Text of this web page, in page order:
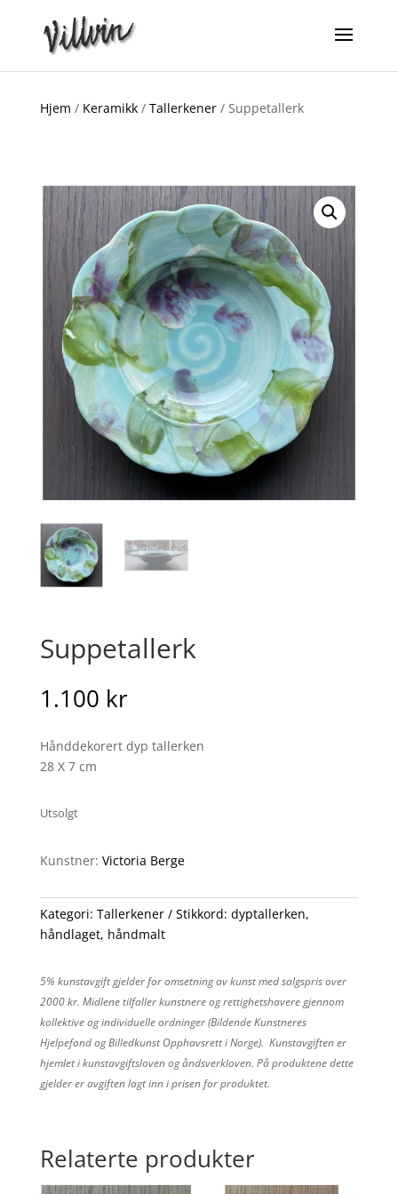
Hjem / Keramikk/ Tallerkener/ Suppetallerk
Suppetallerk
1.100 kr
Hånddekorert dyp tallerken
28 X 7 cm
Utsolgt
Kunstner: Victoria Berge
Kategori: Tallerkener Stikkord: dyptallerken,
håndlaget, håndmalt
5% kunstavgift gjelder for omsetning av kunst med salgspris over
2000 kr. Midlene tilfaller kunstnere og rettighetshavere gjennom
kollektive og individuelle ordninger (Bildende Kunstneres
Hjelpefond og Billedkunst Opphavsrett i Norge). Kunstavgiften er
hjemlet i kunstavgiftsloven og åndsverkloven. På produktene dette
gjelder er avgiften lagt inn i prisen for produktet.
Relaterte produkter